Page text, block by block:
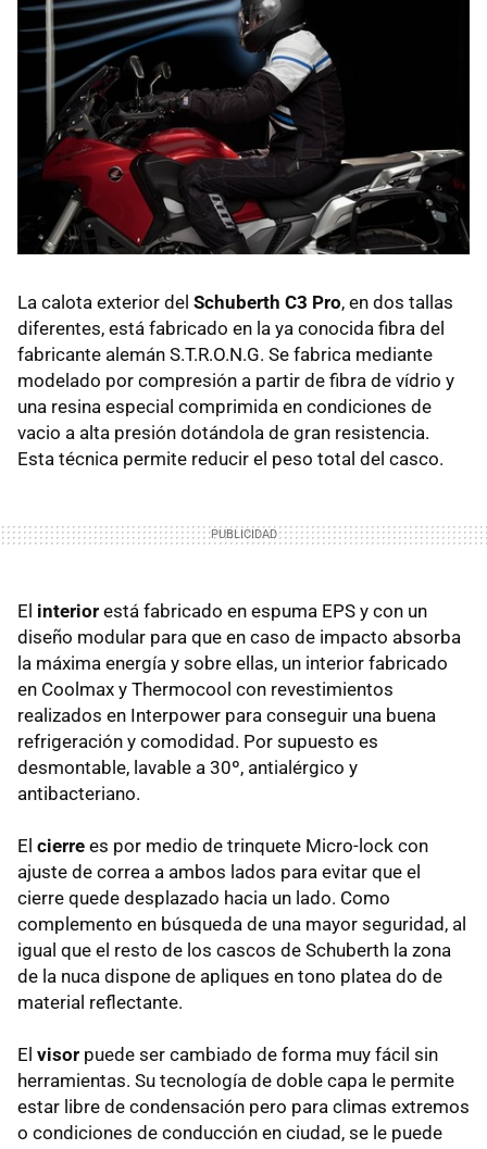
La calota exterior del Schuberth C3 Pro, en dos tallas
diferentes, está fabricado en la ya conocida fibra del
fabricante alemán S.T.R.O.N.G. Se fabrica mediante
modelado por compresión a partir de fibra de vídrio y
una resina especial comprimida en condiciones de
vacio a alta presión dotándola de gran resistencia.
Esta técnica permite reducir el peso total del casco.
El interior está fabricado en espuma EPS y con un
diseño modular para que en caso de impacto absorba
la máxima energía y sobre ellas, un interior fabricado
en Coolmax y Thermocool con revestimientos
realizados en Interpower para conseguir una buena
refrigeración y comodidad. Por supuesto es
desmontable, lavable a 30º, antialérgico y
antibacteriano.
El cierre es por medio de trinquete Micro-lock con
ajuste de correa a ambos lados para evitar que el
cierre quede desplazado hacia un lado. Como
complemento en búsqueda de una mayor seguridad, al
igual que el resto de los cascos de Schuberth la zona
de la nuca dispone de apliques en tono platea do de
material reflectante.
El visor puede ser cambiado de forma muy fácil sin
herramientas. Su tecnología de doble capa le permite
estar libre de condensación pero para climas extremos
o condiciones de conducción en ciudad, se le puede